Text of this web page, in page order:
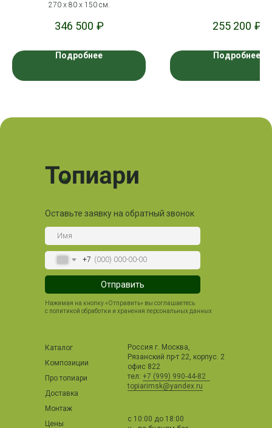
270 х 80 х 150 см.
346 500 ₽
Подробнее
255 200 ₽
Подробнее
Оставьте заявку на обратный звонок
+7
Отправить
Нажимая на кнопку «Отправить» вы соглашаетесь
с политикой обработки и хранения персональных данных
Каталог
Композиции
Про топиари
Доставка
Монтаж
Цены
с 10:00 до 18:00
Россия г. Москва,
Рязанский пр-т 22, корпус. 2
офис 822
тел: +7 (999) 990-44-82
topiarimsk@yandex.ru